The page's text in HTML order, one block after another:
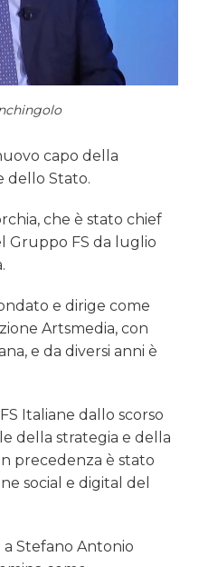
capo della
dello Stato.
che è stato chief
Gruppo FS da luglio
e dirige come
Artsmedia, con
e da diversi anni è
Italiane dallo scorso
della strategia e della
precedenza è stato
social e digital del
Stefano Antonio